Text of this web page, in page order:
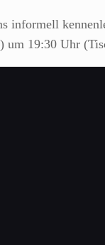
informell
19:30 Uhr